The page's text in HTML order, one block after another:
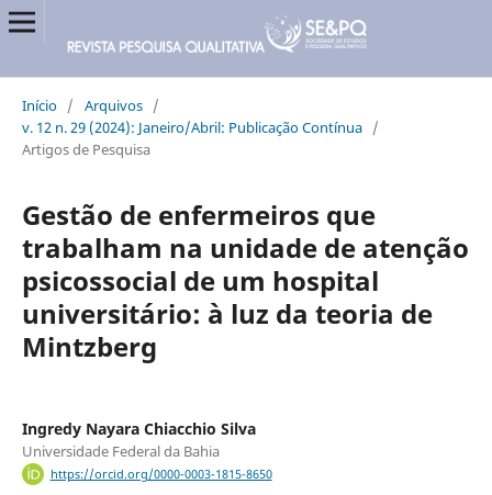
Início / Arquivos /
v. 12 n. 29 (2024): Janeiro/Abril: Publicação Contínua /
Artigos de Pesquisa
Gestão de enfermeiros que
trabalham na unidade de atenção
psicossocial de um hospital
universitário: à luz da teoria de
Mintzberg
Ingredy Nayara Chiacchio Silva
Universidade Federal da Bahia
https://orcid.org/0000-0003-1815-8650